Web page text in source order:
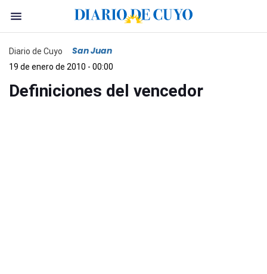
Diario de Cuyo San Juan
19 de enero de 2010 - 00:00
Definiciones del vencedor